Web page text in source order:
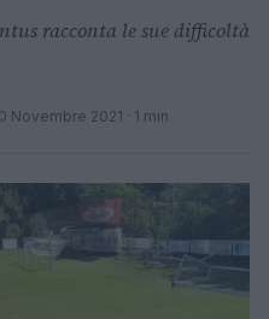
racconta le sue difficoltà
Novembre 2021 · 1 min